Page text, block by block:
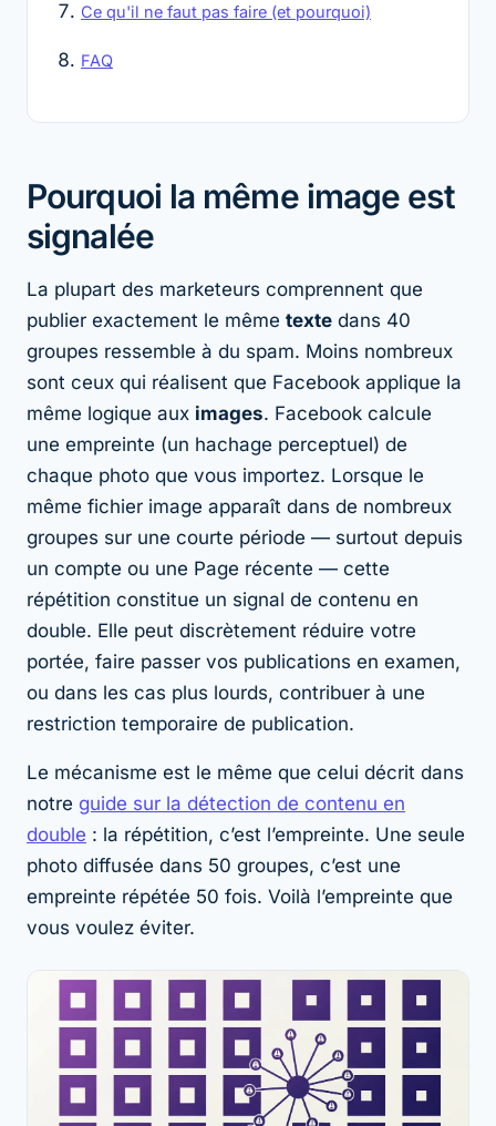
Ce qu'il ne faut pas faire (et pourquoi)
FAQ
Pourquoi la même image est
signalée
La plupart des marketeurs comprennent que
publier exactement le même texte dans 40
groupes ressemble à du spam. Moins nombreux
sont ceux qui réalisent que Facebook applique la
même logique aux images. Facebook calcule
une empreinte (un hachage perceptuel) de
chaque photo que vous importez. Lorsque le
même fichier image apparaît dans de nombreux
groupes sur une courte période — surtout depuis
un compte ou une Page récente — cette
répétition constitue un signal de contenu en
double. Elle peut discrètement réduire votre
portée, faire passer vos publications en examen,
ou dans les cas plus lourds, contribuer à une
restriction temporaire de publication.
Le mécanisme est le même que celui décrit dans
notre guide sur la détection de contenu en
double : la répétition, c’est l’empreinte. Une seule
photo diffusée dans 50 groupes, c’est une
empreinte répétée 50 fois. Voilà l’empreinte que
vous voulez éviter.